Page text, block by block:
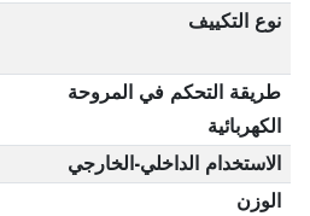
نوع التكييف
طريقة التحكم في المروحة
الكهربائية
الاستخدام الداخلي-الخارجي
الوزن